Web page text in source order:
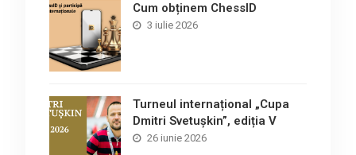
Cum obținem ChessID
3 iulie 2026
Turneul internațional „Cupa
Dmitri Svetușkin”, ediția V
26 iunie 2026